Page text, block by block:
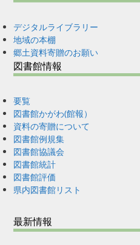
デジタルライブラリー
地域の本棚
郷土資料寄贈のお願い
図書館情報
要覧
図書館かがわ(館報）
資料の寄贈について
図書館例規集
図書館協議会
図書館統計
図書館評価
県内図書館リスト
最新情報